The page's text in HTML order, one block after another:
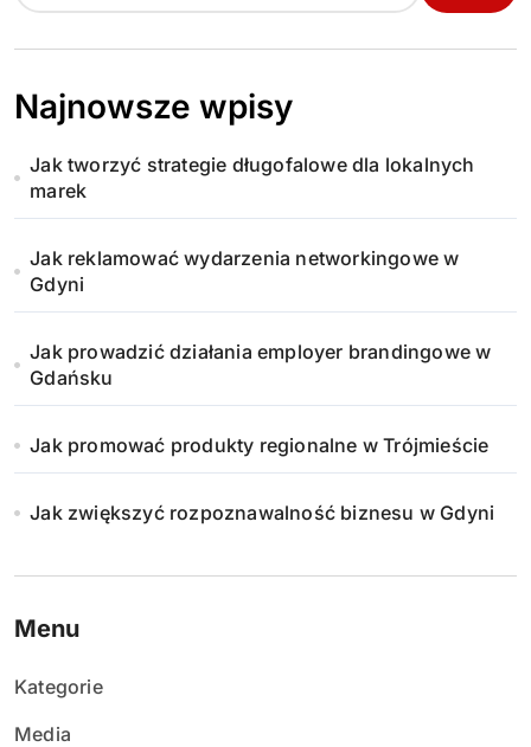
Najnowsze wpisy
Jak tworzyć strategie długofalowe dla lokalnych
marek
Jak reklamować wydarzenia networkingowe w
Gdyni
Jak prowadzić działania employer brandingowe w
Gdańsku
Jak promować produkty regionalne w Trójmieście
Jak zwiększyć rozpoznawalność biznesu w Gdyni
Menu
Kategorie
Media